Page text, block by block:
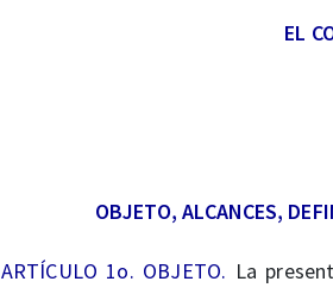
EL
OBJETO, ALCANCES,
ARTÍCULO 1o. OBJETO. La